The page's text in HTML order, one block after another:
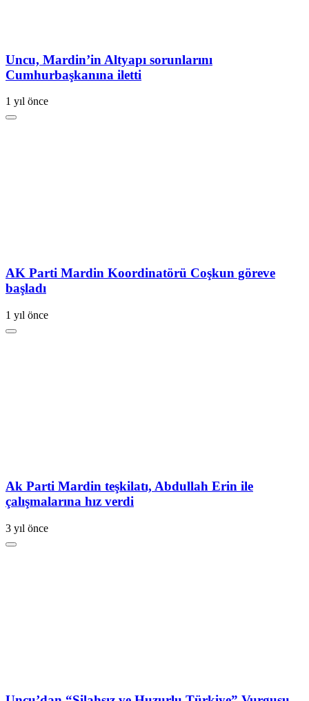
Uncu, Mardin’in Altyapı sorunlarını
Cumhurbaşkanına iletti
1 yıl önce
AK Parti Mardin Koordinatörü Coşkun göreve
başladı
1 yıl önce
Ak Parti Mardin teşkilatı, Abdullah Erin ile
çalışmalarına hız verdi
3 yıl önce